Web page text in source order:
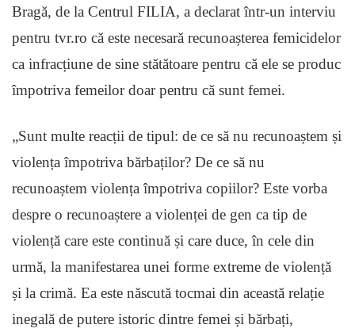
Bragă, de la Centrul FILIA, a declarat într-un interviu
pentru tvr.ro că este necesară recunoașterea femicidelor
ca infracțiune de sine stătătoare pentru că ele se produc
împotriva femeilor doar pentru că sunt femei.
„Sunt multe reacții de tipul: de ce să nu recunoaștem și
violența împotriva bărbaților? De ce să nu
recunoaștem violența împotriva copiilor? Este vorba
despre o recunoaștere a violenței de gen ca tip de
violență care este continuă și care duce, în cele din
urmă, la manifestarea unei forme extreme de violență
și la crimă. Ea este născută tocmai din această relație
inegală de putere istoric dintre femei și bărbați,